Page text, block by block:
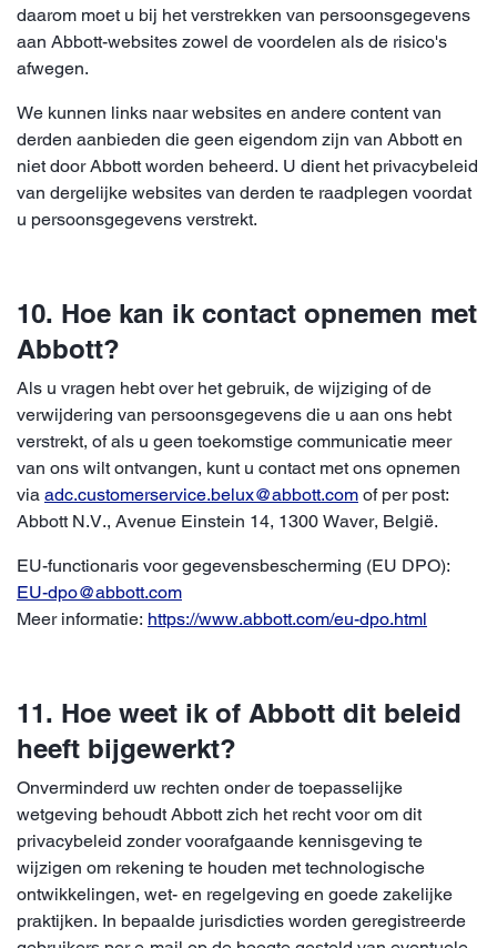
daarom moet u bij het verstrekken van persoonsgegevens
aan Abbott-websites zowel de voordelen als de risico's
afwegen.
We kunnen links naar websites en andere content van
derden aanbieden die geen eigendom zijn van Abbott en
niet door Abbott worden beheerd. U dient het privacybeleid
van dergelijke websites van derden te raadplegen voordat
u persoonsgegevens verstrekt.
10. Hoe kan ik contact opnemen met
Abbott?
Als u vragen hebt over het gebruik, de wijziging of de
verwijdering van persoonsgegevens die u aan ons hebt
verstrekt, of als u geen toekomstige communicatie meer
van ons wilt ontvangen, kunt u contact met ons opnemen
via adc.customerservice.belux@abbott.com of per post:
Abbott N.V., Avenue Einstein 14, 1300 Waver, België.
EU-functionaris voor gegevensbescherming (EU DPO):
EU-dpo@abbott.com
Meer informatie: https://www.abbott.com/eu-dpo.html
11. Hoe weet ik of Abbott dit beleid
heeft bijgewerkt?
Onverminderd uw rechten onder de toepasselijke
wetgeving behoudt Abbott zich het recht voor om dit
privacybeleid zonder voorafgaande kennisgeving te
wijzigen om rekening te houden met technologische
ontwikkelingen, wet- en regelgeving en goede zakelijke
praktijken. In bepaalde jurisdicties worden geregistreerde